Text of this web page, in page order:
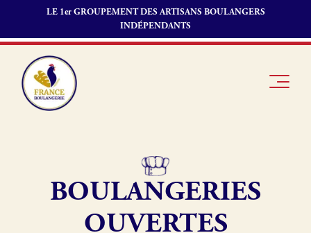
LE 1er GROUPEMENT DES ARTISANS BOULANGERS
INDÉPENDANTS
Je suis
Je découvre
Offres
Fonds de
Je suis
BOULANGERIES
OUVERTES